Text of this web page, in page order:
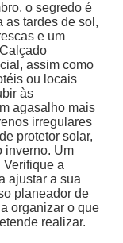
o segredo é
as tardes de sol,
e um
assim como
ou locais
às
agasalho mais
irregulares
protetor solar,
inverno. Um
Verifique a
ajustar a sua
planeador de
organizar o que
realizar.